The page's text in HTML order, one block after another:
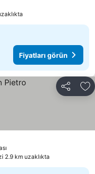
görün
Fiyatları görün
Paylaş
2.9 km uzaklıkta